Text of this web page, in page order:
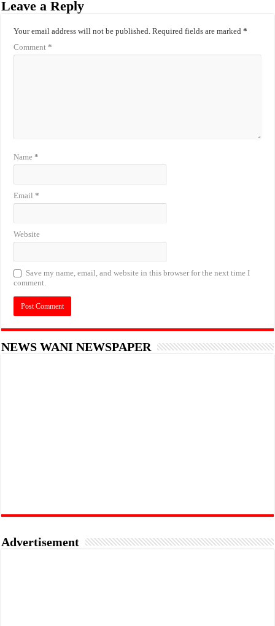
Leave a Reply
Your email address will not be published. Required fields are marked*
Comment*
Name*
Email*
Website
Save my name, email, and website in this browser for the next time I
comment.
NEWS WANI NEWSPAPER
Advertisement